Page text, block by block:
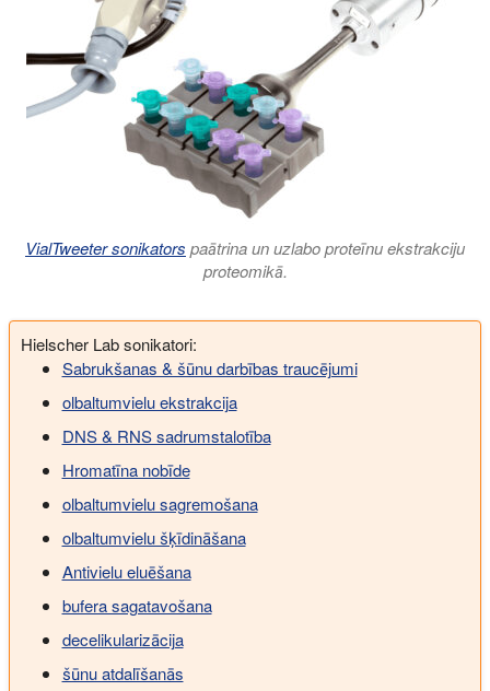
VialTweeter sonikators paātrina un uzlabo proteīnu ekstrakciju
proteomikā.
Hielscher Lab sonikatori:
Sabrukšanas & šūnu darbības traucējumi
olbaltumvielu ekstrakcija
DNS & RNS sadrumstalotība
Hromatīna nobīde
olbaltumvielu sagremošana
olbaltumvielu šķīdināšana
Antivielu eluēšana
bufera sagatavošana
decelikularizācija
šūnu atdalīšanās